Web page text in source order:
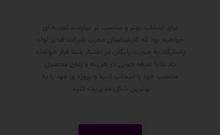
برای انتخاب بهتر و مناسب تر نیازمند تجربه ای
خواهید بود که کارشناسان مجرب شرکت قدیر لوله
پاسارگاد به صورت رایگان در اختیار شما قرار خواهند
داد تا با صرفه جویی در هزینه و زمان محصول
مناسب خود را انتخاب کنید و پروژه ی خود را به
بهترین شکل مدیریت کنید.